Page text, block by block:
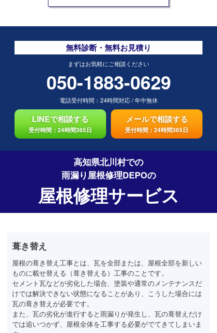
無料診断・無料お見積り
まずはお気軽にご相談ください
050-1883-0629
電話受付時間： 24時間対応/年中無休
LINEで相談する
受付時間：24時間365日
メールで相談する
受付時間：24時間365日
高知県北川村での
雨漏り屋根修理DEPOの
屋根修理サービス
葺き替え
屋根の葺き替え工事とは、瓦を全部または、屋根全部を新しい
ものに載せ替える（葺き替える）工事のことです。
セメント瓦などが劣化した場合、塗装や通常のメンテナンスだ
けでは解決できない状態になることがあり、こうした場合には
瓦の葺き替えが必要です。
また、瓦の劣化が進行すると雨漏りが発生し、瓦の葺替えだけ
では追いつかず、屋根全体を工事する必要がでてきてしまいま